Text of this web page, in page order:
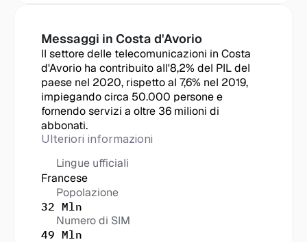
Messaggi in Costa d'Avorio
Il settore delle telecomunicazioni in Costa
d'Avorio ha contribuito all'8,2% del PIL del
paese nel 2020, rispetto al 7,6% nel 2019,
impiegando circa 50.000 persone e
fornendo servizi a oltre 36 milioni di
abbonati.
Ulteriori informazioni
Lingue ufficiali
Francese
Popolazione
32 Mln
Numero di SIM
49 Mln